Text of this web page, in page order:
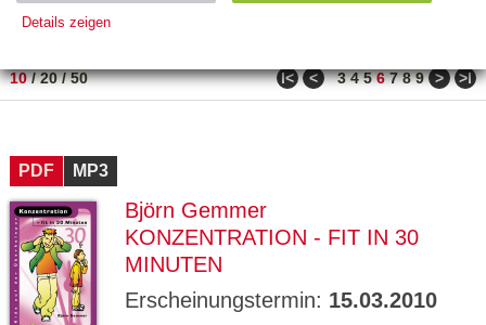
PREIS
10/20/50 ǀ< < 3 4 5 6 7 8 9 > >ǀ
PDF MP3
Björn Gemmer
KONZENTRATION - FIT IN 30
MINUTEN
Erscheinungstermin: 15.03.2010
Details zeigen
Name Zweck
Ty
ESSION
_ID
verlag.
de
GV_CO
OKIES
gabal-
Speichert den Zustimmungsstatus des
Domäne.
ge